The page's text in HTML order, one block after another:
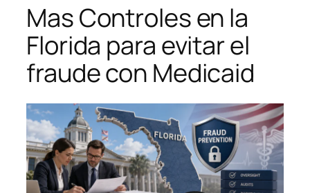
Mas Controles en la
Florida para evitar el
fraude con Medicaid